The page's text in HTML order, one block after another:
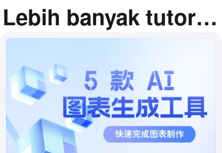
Lebih banyak tutorial
terkait